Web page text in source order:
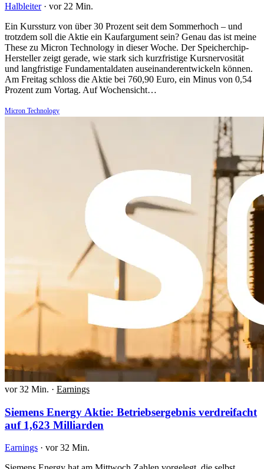
Halbleiter · vor 22 Min.
Ein Kurssturz von über 30 Prozent seit dem Sommerhoch – und
trotzdem soll die Aktie ein Kaufargument sein? Genau das ist meine
These zu Micron Technology in dieser Woche. Der Speicherchip-
Hersteller zeigt gerade, wie stark sich kurzfristige Kursnervosität
und langfristige Fundamentaldaten auseinanderentwickeln können.
Am Freitag schloss die Aktie bei 760,90 Euro, ein Minus von 0,54
Prozent zum Vortag. Auf Wochensicht…
Micron Technology
vor 32 Min. · Earnings
Siemens Energy Aktie: Betriebsergebnis verdreifacht
auf 1,623 Milliarden
Earnings · vor 32 Min.